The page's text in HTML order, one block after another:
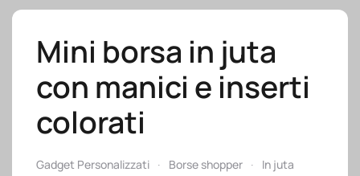
Mini borsa in juta
con manici e inserti
colorati
Gadget Personalizzati Borse shopper In juta